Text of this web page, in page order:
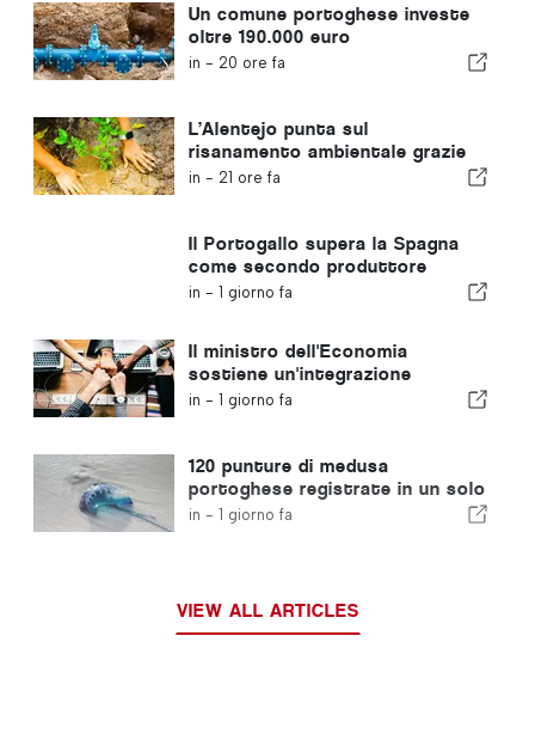
Un comune portoghese investe
oltre 190.000 euro
nell'approvvigionamento idrico
in - 20 ore fa
L’Alentejo punta sul
risanamento ambientale grazie
ai fondi europei
in - 21 ore fa
Il Portogallo supera la Spagna
come secondo produttore
europeo di calzature
in - 1 giorno fa
Il ministro dell'Economia
sostiene un'integrazione
regolamentata e garantisce un
in - 1 giorno fa
120 punture di medusa
portoghese registrate in un solo
giorno
in - 1 giorno fa
VIEW ALL ARTICLES